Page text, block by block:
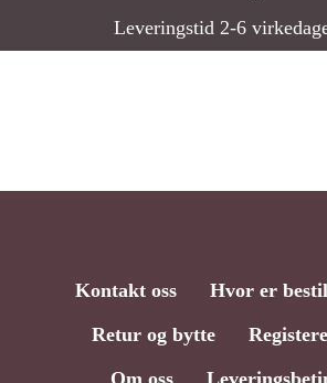
Leveringstid 2-6
Kontakt oss
Hvor er
Retur og bytte
Om oss